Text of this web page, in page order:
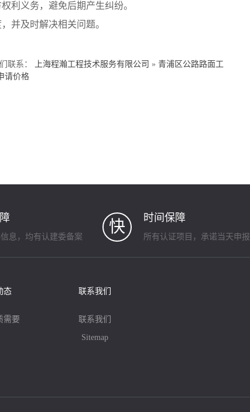
利义务，避免后期产生纠纷。
并及时解决相关问题。
联系： 上海程瀚工程技术服务有限公司 » 青浦区公路路面工
请价格
息，均有认建委备案
快 时间保障
所有认证项目，承诺当天申报
态
需要
联系我们
联系我们
Sitemap